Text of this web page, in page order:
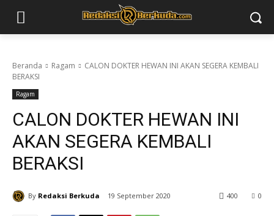
Beranda Ragam
CALON DOKTER HEWAN INI AKAN SEGERA KEMBALI
BERAKSI
Ragam
CALON DOKTER HEWAN INI
AKAN SEGERA KEMBALI
BERAKSI
By Redaksi Berkuda 19 September 2020 0
400